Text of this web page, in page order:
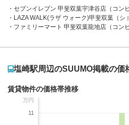
セブンイレブン 甲斐双葉宇津谷店（コン
LAZA WALK(ラザ ウォーク)甲斐双葉（
ファミリーマート 甲斐双葉龍地店（コン
塩崎駅周辺のSUUMO掲載の価
賃貸物件の価格帯推移
万円
11